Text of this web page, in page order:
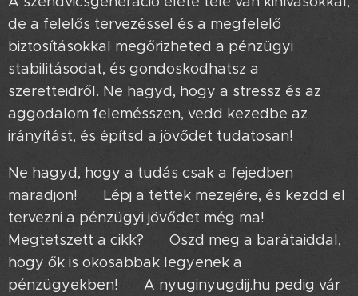
de a felelős tervezéssel és a megfelelő
biztosításokkal megőrizheted a pénzügyi
stabilitásodat, és gondoskodhatsz a
szeretteidről. Ne hagyd, hogy a stressz és az
aggodalom felemésszen, vedd kezedbe az
irányítást, és építsd a jövődet tudatosan!
Ne hagyd, hogy a tudás csak a fejedben
maradjon! 🤔 Lépj a tettek mezejére, és kezdd el
tervezni a pénzügyi jövődet még ma! 💪
Megtetszett a cikk? 😉 Oszd meg a barátaiddal,
hogy ők is okosabbak legyenek a
pénzügyekben! 🤝 A nyuginyugdij.hu pedig vár